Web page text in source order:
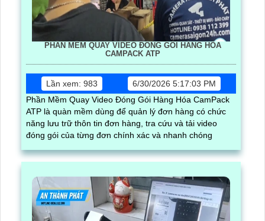
PHẦN MỀM QUAY VIDEO ĐÓNG GÓI HÀNG HÓA
CAMPACK ATP
Lần xem: 983
6/30/2026 5:17:03 PM
Phần Mềm Quay Video Đóng Gói Hàng Hóa CamPack
ATP là quàn mềm dùng để quản lý đơn hàng có chức
năng lưu trữ thôn tin đơn hàng, tra cứu và tải video
đóng gói của từng đơn chính xác và nhanh chóng